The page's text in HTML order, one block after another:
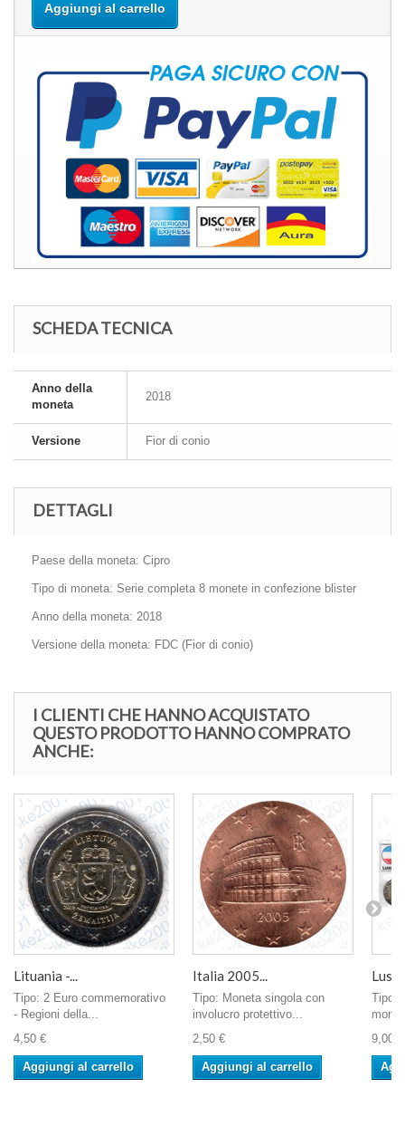
Aggiungi al carrello
SCHEDA TECNICA
Anno della
moneta
2018
Versione Fior di conio
DETTAGLI
Paese della moneta: Cipro
Tipo di moneta: Serie completa 8 monete in confezione blister
Anno della moneta: 2018
Versione della moneta: FDC (Fior di conio)
I CLIENTI CHE HANNO ACQUISTATO
QUESTO PRODOTTO HANNO COMPRATO
ANCHE:
Lituania -...
Tipo: 2 Euro commemorativo
- Regioni della...
4,50 €
Aggiungi al carrello
Italia 2005...
Tipo: Moneta singola con
involucro protettivo...
2,50 €
Aggiungi al carrello
Tipo:
9,00 €